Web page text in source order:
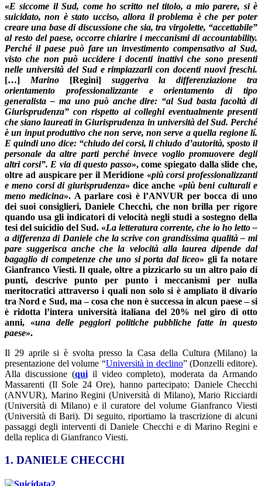
«E siccome il Sud, come ho scritto nel titolo, a mio parere, si è
suicidato, non è stato ucciso, allora il problema è che per poter
creare una base di discussione che sia, tra virgolette, “accettabile”
al resto del paese, occorre chiarire i meccanismi di accountability.
Perché il paese può fare un investimento compensativo al Sud,
visto che non può uccidere i docenti inattivi che sono presenti
nelle università del Sud e rimpiazzarli con docenti nuovi freschi.
[…] Marino [Regini]suggeriva la differenziazione tra
orientamento professionalizzante e orientamento di tipo
generalista – ma uno può anche dire: “al Sud basta facoltà di
Giurisprudenza” con rispetto ai colleghi eventualmente presenti
che siano laureati in Giurisprudenza in università del Sud. Perché
è un input produttivo che non serve, non serve a quella regione lí.
E quindi uno dice: “chiudo dei corsi, li chiudo d’autorità, sposto il
personale da altre parti perché invece voglio promuovere degli
altri corsi”. E via di questo passo», come spiegato dalla slide che,
oltre ad auspicare per il Meridione «più corsi professionalizzanti
e meno corsi di giurisprudenza» dice anche «più beni culturali e
meno medicina». A parlare così è l’ANVUR per bocca di uno
dei suoi consiglieri, Daniele Checchi, che non brilla per rigore
quando usa gli indicatori di velocità negli studi a sostegno della
tesi del suicidio del Sud. «La letteratura corrente, che io ho letto –
a differenza di Daniele che la scrive con grandissima qualità – mi
pare suggerisca anche che la velocità alla laurea dipende dal
bagaglio di competenze che uno si porta dal liceo» gli fa notare
Gianfranco Viesti. Il quale, oltre a pizzicarlo su un altro paio di
punti, descrive punto per punto i meccanismi per nulla
meritocratici attraverso i quali non solo si è ampliato il divario
tra Nord e Sud, ma – cosa che non è successa in alcun paese – si
è ridotta l’intera università italiana del 20% nel giro di otto
anni, «una delle peggiori politiche pubbliche fatte in questo
paese».
Il 29 aprile si è svolta presso la Casa della Cultura (Milano) la
presentazione del volume “Università in declino” (Donzelli editore).
Alla discussione (quiil video completo), moderata da Armando
Massarenti (Il Sole 24 Ore), hanno partecipato: Daniele Checchi
(ANVUR), Marino Regini (Università di Milano), Mario Ricciardi
(Università di Milano) e il curatore del volume Gianfranco Viesti
(Università di Bari). Di seguito, riportiamo la trascrizione di alcuni
passaggi degli interventi di Daniele Checchi e di Marino Regini e
della replica di Gianfranco Viesti.
1. DANIELE CHECCHI